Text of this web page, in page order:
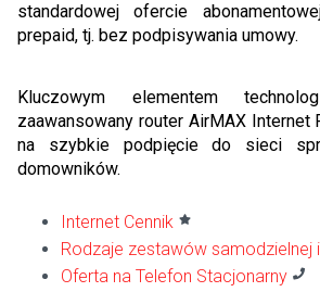
standardowej ofercie
prepaid, tj. bez podpisywania umowy.
Kluczowym elementem
zaawansowany router AirMAX Internet
na szybkie podpięcie do sieci
domowników.
Internet Cennik
Rodzaje zestawów samodzielnej
Oferta na Telefon Stacjonarny